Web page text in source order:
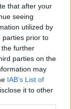
that after your
seeing
utilized by
parties prior to
further
parties on the
may
IAB’s List of
it to other